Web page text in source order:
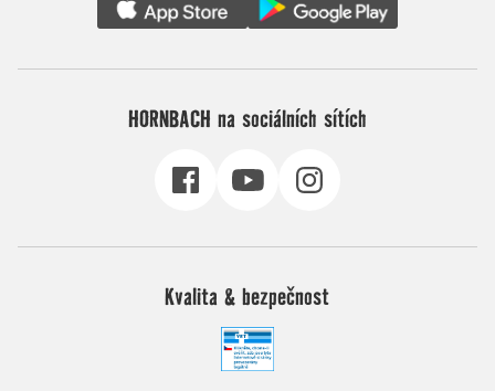
HORNBACH na sociálních sítích
Kvalita & bezpečnost